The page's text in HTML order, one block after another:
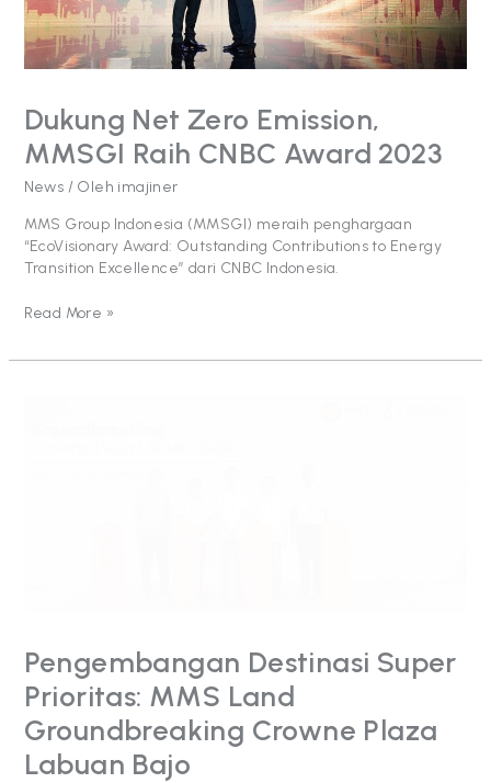
Dukung Net Zero Emission,
MMSGI Raih CNBC Award 2023
News / Oleh imajiner
MMS Group Indonesia (MMSGI) meraih penghargaan
“EcoVisionary Award: Outstanding Contributions to Energy
Transition Excellence” dari CNBC Indonesia.
Award
2023
Read More »
Pengembangan Destinasi Super
Prioritas: MMS Land
Groundbreaking Crowne Plaza
Labuan Bajo